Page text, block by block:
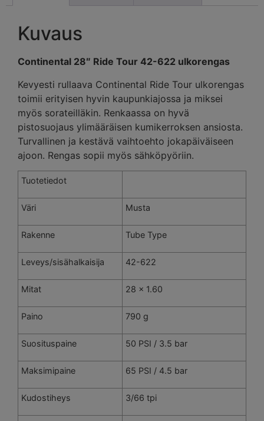
Kuvaus
Continental 28″ Ride Tour 42-622 ulkorengas
Kevyesti rullaava Continental Ride Tour ulkorengas
toimii erityisen hyvin kaupunkiajossa ja miksei
myös sorateilläkin. Renkaassa on hyvä
pistosuojaus ylimääräisen kumikerroksen ansiosta.
Turvallinen ja kestävä vaihtoehto jokapäiväiseen
ajoon. Rengas sopii myös sähköpyöriin.
Tuotetiedot
Väri Musta
Rakenne Tube Type
Leveys/sisähalkaisija 42-622
Mitat 28 x 1.60
Paino 790 g
Suosituspaine 50 PSI / 3.5 bar
Maksimipaine 65 PSI / 4.5 bar
Kudostiheys 3/66 tpi